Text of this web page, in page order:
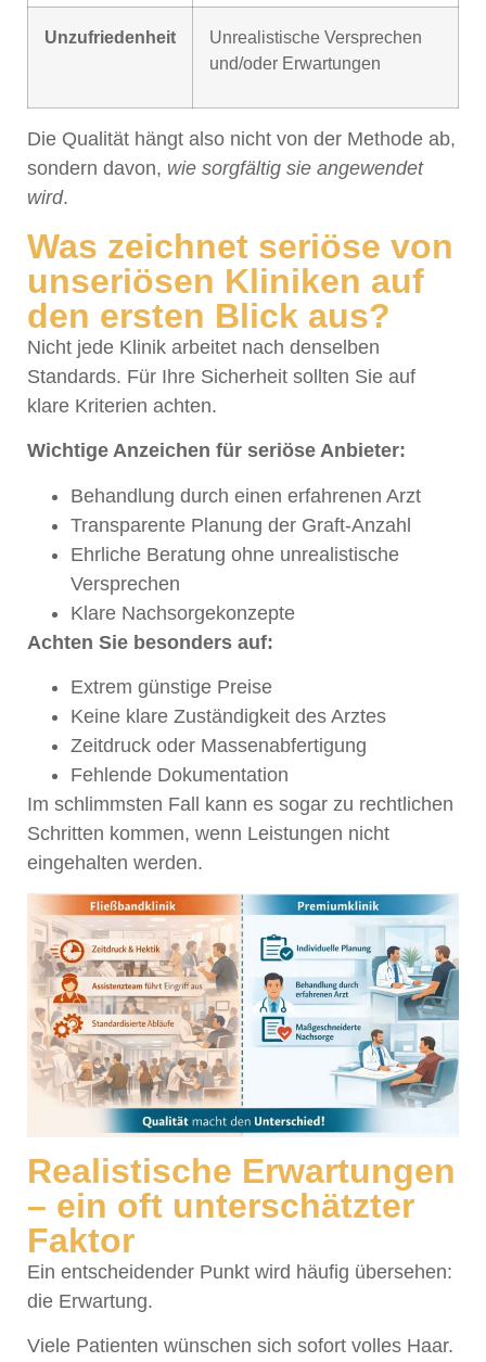
Unzufriedenheit
Unrealistische Versprechen
und/oder Erwartungen
Die Qualität hängt also nicht von der Methode ab,
sondern davon, wie sorgfältig sie angewendet
wird.
Was zeichnet seriöse von
unseriösen Kliniken auf
den ersten Blick aus?
Nicht jede Klinik arbeitet nach denselben
Standards. Für Ihre Sicherheit sollten Sie auf
klare Kriterien achten.
Wichtige Anzeichen für seriöse Anbieter:
Behandlung durch einen erfahrenen Arzt
Transparente Planung der Graft-Anzahl
Ehrliche Beratung ohne unrealistische
Versprechen
Klare Nachsorgekonzepte
Achten Sie besonders auf:
Extrem günstige Preise
Keine klare Zuständigkeit des Arztes
Zeitdruck oder Massenabfertigung
Fehlende Dokumentation
Im schlimmsten Fall kann es sogar zu rechtlichen
Schritten kommen, wenn Leistungen nicht
eingehalten werden.
Realistische Erwartungen
– ein oft unterschätzter
Faktor
Ein entscheidender Punkt wird häufig übersehen:
die Erwartung.
Viele Patienten wünschen sich sofort volles Haar.